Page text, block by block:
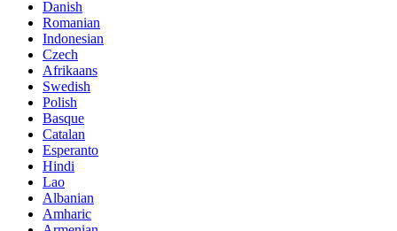
Danish
Romanian
Indonesian
Czech
Afrikaans
Swedish
Polish
Basque
Catalan
Esperanto
Hindi
Lao
Albanian
Amharic